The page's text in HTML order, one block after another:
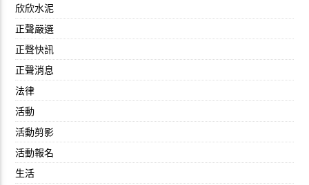
欣欣水泥
正聲嚴選
正聲快訊
正聲消息
法律
活動
活動剪影
活動報名
生活